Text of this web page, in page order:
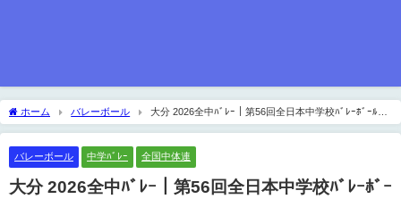
ホーム バレーボール
大分 2026全中ﾊﾞﾚｰ｜第56回全日本中学校ﾊﾞﾚｰﾎﾞｰﾙ選
手権大会県予選 男子結果
バレーボール 中学ﾊﾞﾚｰ 全国中体連
大分 2026全中ﾊﾞﾚｰ｜第56回全日本中学校ﾊﾞﾚｰﾎﾞｰ